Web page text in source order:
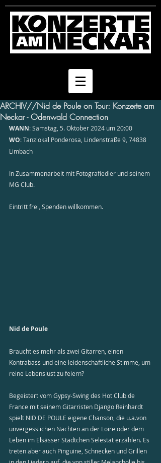
ARCHIV//Nid de Poule on Tour: Konzerte am
Neckar - Odenwald Connection
WANN: Samstag, 5. Oktober 2024 um 20:00
WO: Tanzlokal Ponderosa, Lindenstraße 9, 74838
Limbach
In Zusammenarbeit mit Fotografiedler und seinem
MG Club.
Eintritt frei, Spenden willkommen.
Nid de Poule
Braucht es mehr als zwei Gitarren, einen
Kontrabass und eine leidenschaftliche Stimme, um
reine Lebenslust zu feiern?
Begeistert vom Gypsy-Swing des Hot Club de
France mit seinem Gitarristen Django Reinhardt
spielt NID DE POULE eigene Chanson, die u.a.von
unvergesslichen Nächten an der Loire oder dem
Leben im Elsässer Städtchen Selestat erzählen. Es
treten aber auch Pinguine, Schnecken und Grillen